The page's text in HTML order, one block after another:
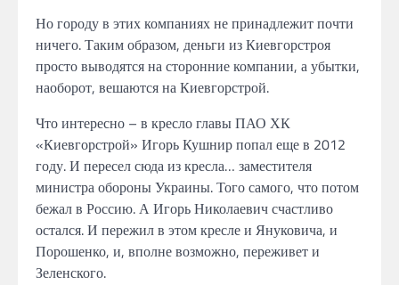
Но городу в этих компаниях не принадлежит почти
ничего. Таким образом, деньги из Киевгорстроя
просто выводятся на сторонние компании, а убытки,
наоборот, вешаются на Киевгорстрой.
Что интересно – в кресло главы ПАО ХК
«Киевгорстрой» Игорь Кушнир попал еще в 2012
году. И пересел сюда из кресла… заместителя
министра обороны Украины. Того самого, что потом
бежал в Россию. А Игорь Николаевич счастливо
остался. И пережил в этом кресле и Януковича, и
Порошенко, и, вполне возможно, переживет и
Зеленского.